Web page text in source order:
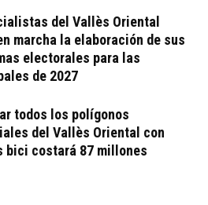
del Vallès Oriental
marcha la elaboración de sus
electorales para las
de 2027
todos los polígonos
del Vallès Oriental con
bici costará 87 millones